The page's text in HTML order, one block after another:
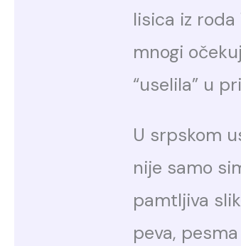
lisica iz
mnogi
“uselila” u
U srpskom
nije samo
pamtljiva
peva,